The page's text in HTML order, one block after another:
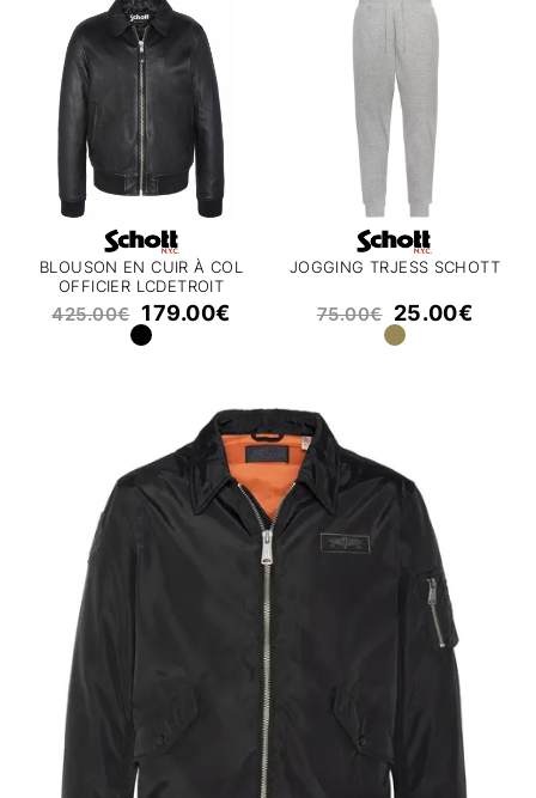
BLOUSON EN CUIR À COL
OFFICIER LCDETROIT
SCHOTT
425.00€ 179.00€
JOGGING TRJESS SCHOTT
75.00€ 25.00€